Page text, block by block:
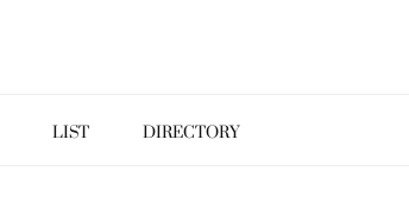
LIST DIRECTORY